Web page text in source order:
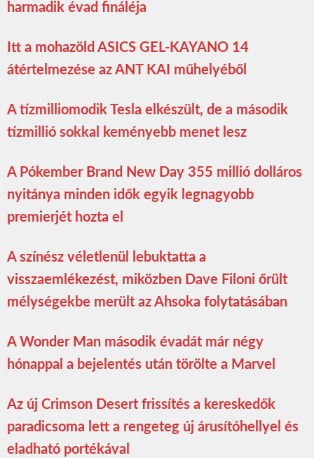
harmadik évad fináléja
Itt a mohazöld ASICS GEL-KAYANO 14
átértelmezése az ANT KAI műhelyéből
A tízmilliomodik Tesla elkészült, de a második
tízmillió sokkal keményebb menet lesz
A Pókember Brand New Day 355 millió dolláros
nyitánya minden idők egyik legnagyobb
premierjét hozta el
A színész véletlenül lebuktatta a
visszaemlékezést, miközben Dave Filoni őrült
mélységekbe merült az Ahsoka folytatásában
A Wonder Man második évadát már négy
hónappal a bejelentés után törölte a Marvel
Az új Crimson Desert frissítés a kereskedők
paradicsoma lett a rengeteg új árusítóhellyel és
eladható portékával